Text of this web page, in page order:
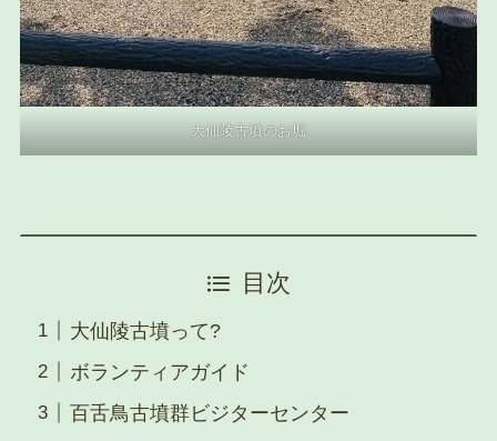
大仙陵古墳のお堀
目次
大仙陵古墳って?
ボランティアガイド
百舌鳥古墳群ビジターセンター